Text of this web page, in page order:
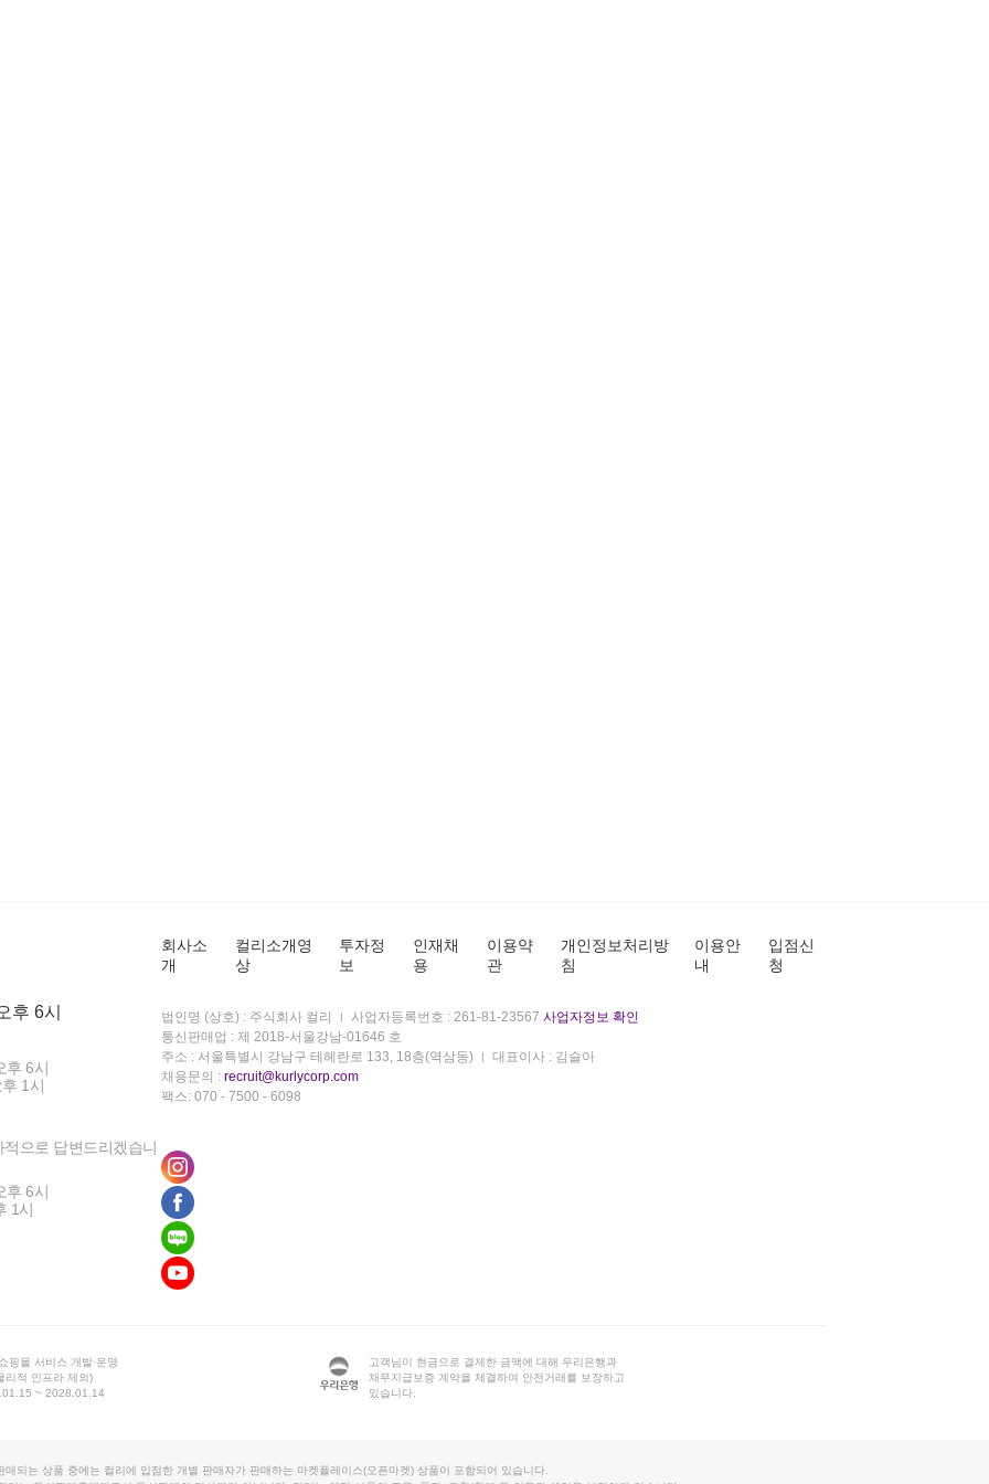
후 6시
후 6시
1시
으로 답변드리겠습니
후 6시
1시
회사소
개
컬리소개영
상
투자정
보
인재채
용
이용약
관
개인정보처리방
침
이용안
내
입점신
청
법인명 (상호) : 주식회사 컬리 사업자등록번호 : 261-81-23567 사업자정보 확인
통신판매업 : 제 2018-서울강남-01646 호
주소 : 서울특별시 강남구 테헤란로 133, 18층(역삼동)
대표이사 : 김슬아
채용문의 : recruit@kurlycorp.com
팩스: 070 - 7500 - 6098
핑몰 서비스 개발·운영
리적 인프라 제외)
~ 2028.01.14
고객님이 현금으로 결제한 금액에 대해 우리은행과
채무지급보증 계약을 체결하여 안전거래를 보장하고
있습니다.
매되는 상품 중에는 컬리에 입점한 개별 판매자가 판매하는 마켓플레이스(오픈마켓) 상품이 포함되어 있습니다.